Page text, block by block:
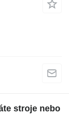
stroje nebo